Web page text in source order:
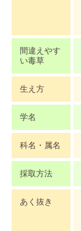
間違えやす
い毒草
生え方
学名
科名・属名
採取方法
あく抜き